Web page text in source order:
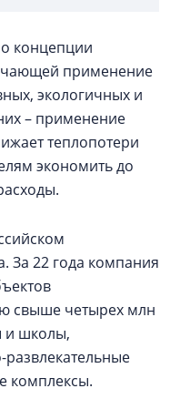
концепции
применение
экологичных и
– применение
теплопотери
экономить до
За 22 года компания
свыше четырех млн
и школы,
комплексы.